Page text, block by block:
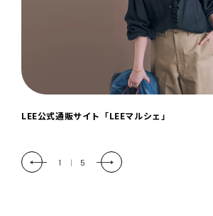
「LEE DAYS」本物志向にときめく。大人カ
2 | 5